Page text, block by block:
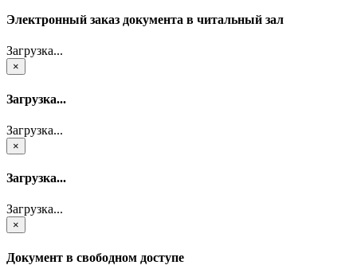
Электронный заказ документа в читальный зал
Загрузка...
×
Загрузка...
Загрузка...
×
Загрузка...
Загрузка...
×
Документ в свободном доступе